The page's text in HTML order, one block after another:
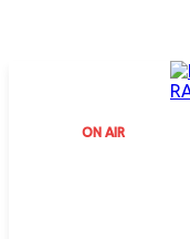
ON AIR